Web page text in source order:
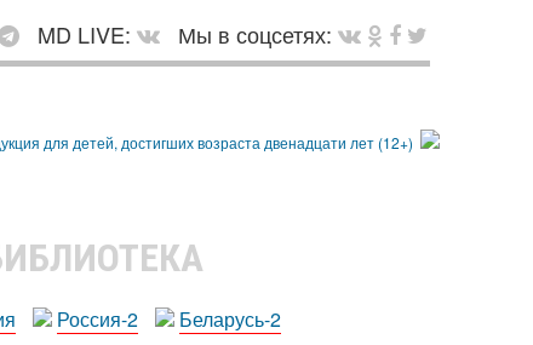
MD LIVE:
Мы в соцсетях:
Россия-2
Беларусь-2